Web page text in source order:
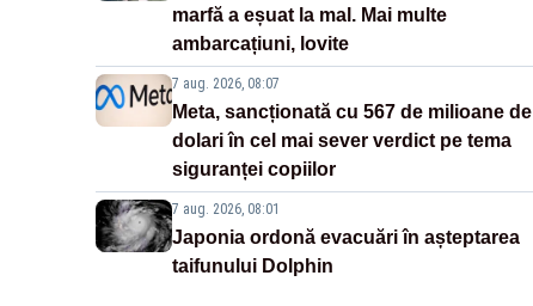
marfă a eșuat la mal. Mai multe
ambarcațiuni, lovite
7 aug. 2026, 08:07
Meta, sancționată cu 567 de milioane de
dolari în cel mai sever verdict pe tema
siguranței copiilor
7 aug. 2026, 08:01
Japonia ordonă evacuări în așteptarea
taifunului Dolphin